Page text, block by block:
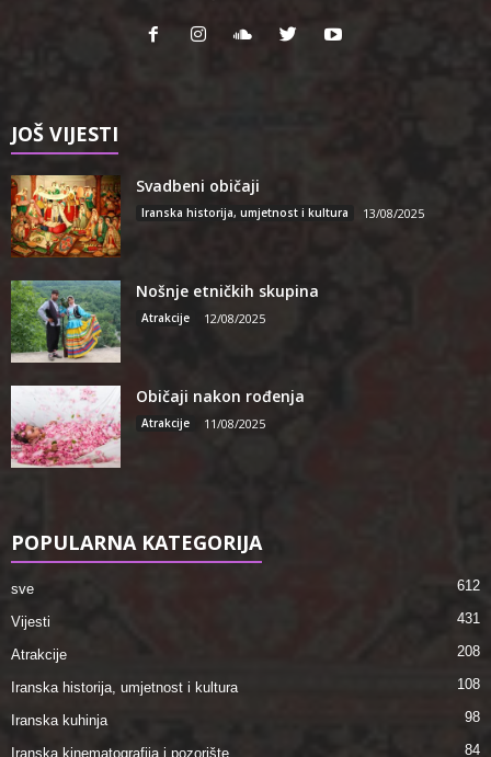
JOŠ VIJESTI
Svadbeni običaji
Iranska historija, umjetnost i kultura 13/08/2025
Nošnje etničkih skupina
Atrakcije 12/08/2025
Običaji nakon rođenja
Atrakcije 11/08/2025
POPULARNA KATEGORIJA
sve 612
Vijesti 431
Atrakcije 208
Iranska historija, umjetnost i kultura 108
Iranska kuhinja 98
Iranska kinematografija i pozorište 84